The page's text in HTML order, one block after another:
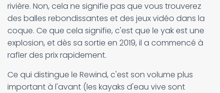
rivière. Non, cela ne signifie pas que vous trouverez
des balles rebondissantes et des jeux vidéo dans la
coque. Ce que cela signifie, c'est que le yak est une
explosion, et dès sa sortie en 2019, il a commencé à
rafler des prix rapidement.
Ce qui distingue le Rewind, c'est son volume plus
important à l'avant (les kayaks d'eau vive sont